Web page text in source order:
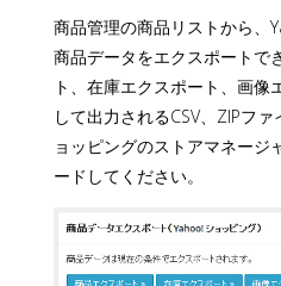
商品管理の商品リストから、
商品データをエクスポートで
ト、在庫エクスポート、画像
して出力されるCSV、ZIPフ
ョッピングのストアマネージ
ードしてください。